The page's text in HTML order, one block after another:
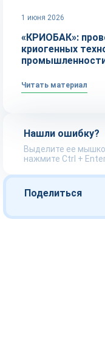
1 июня 2026
«КРИОБАК»:
криогенных
Читать материал
Нашли ошибку?
Выделите ее
нажмите Ctrl +
Поделиться